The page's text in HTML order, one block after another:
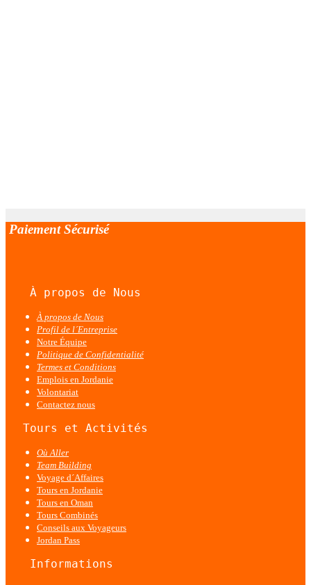
Paiement Sécurisé
À propos de Nous
À propos de Nous
Profil de l´Entreprise
Notre Équipe
Politique de Confidentialité
Termes et Conditions
Emplois en Jordanie
Volontariat
Contactez nous
Tours et Activités
Où Aller
Team Building
Voyage d´Affaires
Tours en Jordanie
Tours en Oman
Tours Combinés
Conseils aux Voyageurs
Jordan Pass
Informations